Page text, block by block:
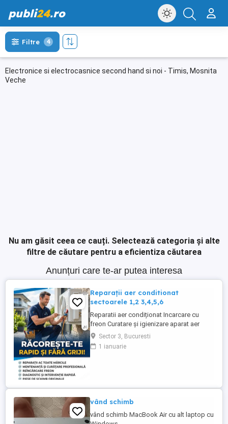
publi24.ro
Electronice si electrocasnice second hand si noi - Timis, Mosnita
Veche
Filtre 4
Nu am găsit ceea ce cauți. Selectează categoria și alte
filtre de căutare pentru a eficientiza căutarea
Anunțuri care te-ar putea interesa
Reparații aer conditionat
sectoarele 1,2 3,4,5,6
Reparatii aer condiționat Incarcare cu
freon Curatare și igienizare aparat aer
condiționat cu solutii profesionale Revizii
și mentenanță Demontare aparat aer
condiționat
Sector 3, Bucuresti
1 ianuarie
vând schimb
vând schimb MacBook Air cu alt laptop cu